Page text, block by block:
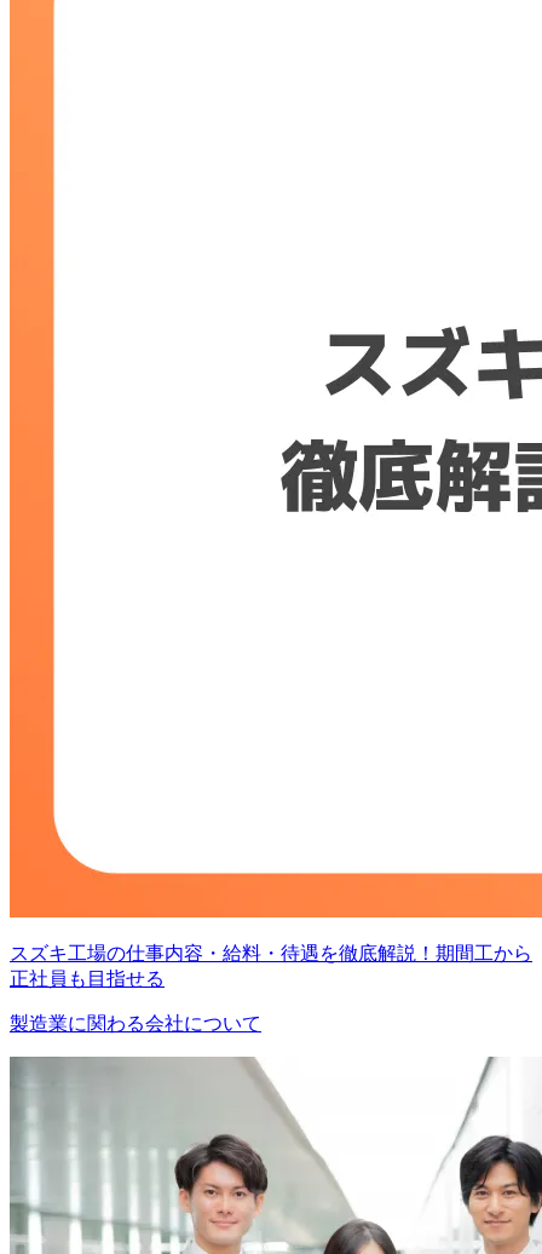
スズキ工場の仕事内容・給料・待遇を徹底解説！期間工から
正社員も目指せる
製造業に関わる会社について